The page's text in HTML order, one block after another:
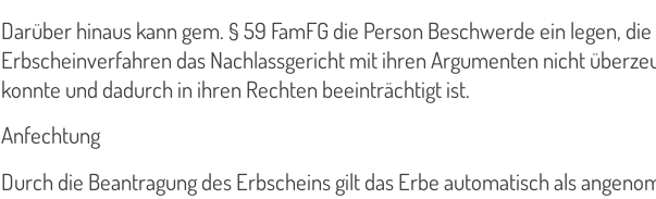
Darüber hinaus kann gem. § 59 FamFG die Person Beschwerde ein legen,
Erbscheinverfahren das Nachlassgericht mit ihren Argumenten nicht
konnte und dadurch in ihren Rechten beeinträchtigt ist.
Anfechtung
Durch die Beantragung des Erbscheins gilt das Erbe automatisch als